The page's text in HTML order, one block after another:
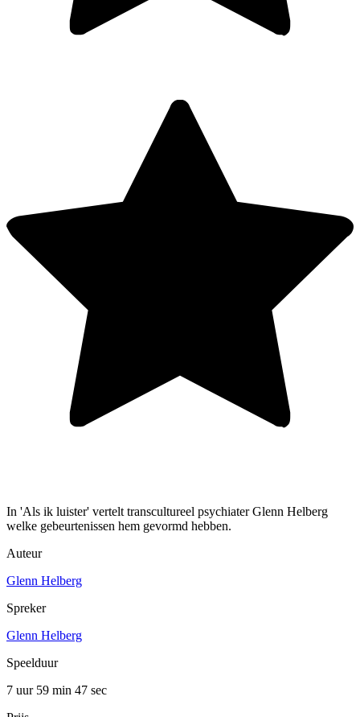
In 'Als ik luister' vertelt transcultureel psychiater Glenn Helberg
welke gebeurtenissen hem gevormd hebben.
Auteur
Glenn Helberg
Spreker
Glenn Helberg
Speelduur
7 uur 59 min 47 sec